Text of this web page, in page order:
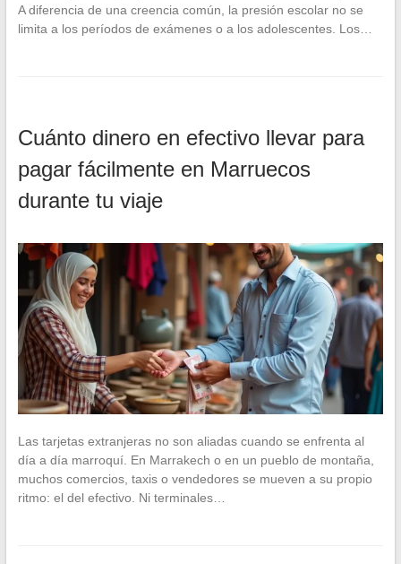
A diferencia de una creencia común, la presión escolar no se
limita a los períodos de exámenes o a los adolescentes. Los…
Cuánto dinero en efectivo llevar para
pagar fácilmente en Marruecos
durante tu viaje
Las tarjetas extranjeras no son aliadas cuando se enfrenta al
día a día marroquí. En Marrakech o en un pueblo de montaña,
muchos comercios, taxis o vendedores se mueven a su propio
ritmo: el del efectivo. Ni terminales…